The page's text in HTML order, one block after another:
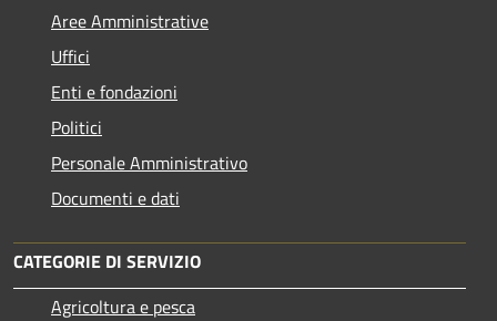
Aree Amministrative
Uffici
Enti e fondazioni
Politici
Personale Amministrativo
Documenti e dati
CATEGORIE DI SERVIZIO
Agricoltura e pesca